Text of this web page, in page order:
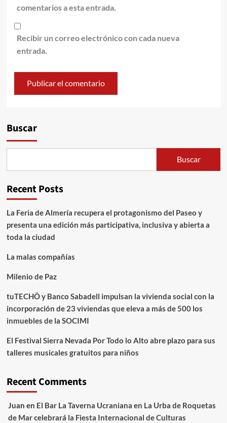
comentarios a esta entrada.
Recibir un correo electrónico con cada nueva
entrada.
Buscar
Buscar
Recent Posts
La Feria de Almería recupera el protagonismo del Paseo y
presenta una edición más participativa, inclusiva y abierta a
toda la ciudad
La malas compañías
Milenio de Paz
tuTECHÔ y Banco Sabadell impulsan la vivienda social con la
incorporación de 23 viviendas que eleva a más de 500 los
inmuebles de la SOCIMI
El Festival Sierra Nevada Por Todo lo Alto abre plazo para sus
talleres musicales gratuitos para niños
Recent Comments
Juan en El Bar La Taverna Ucraniana en La Urba de Roquetas
de Mar celebrará la Fiesta Internacional de Culturas